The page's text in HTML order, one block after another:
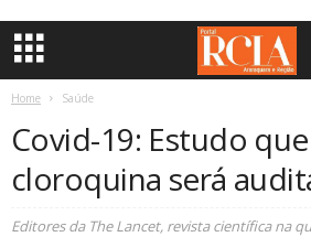
a
Home Saúde
Covid-19: Estudo
cloroquina será
Editores da The Lancet, revista científica na